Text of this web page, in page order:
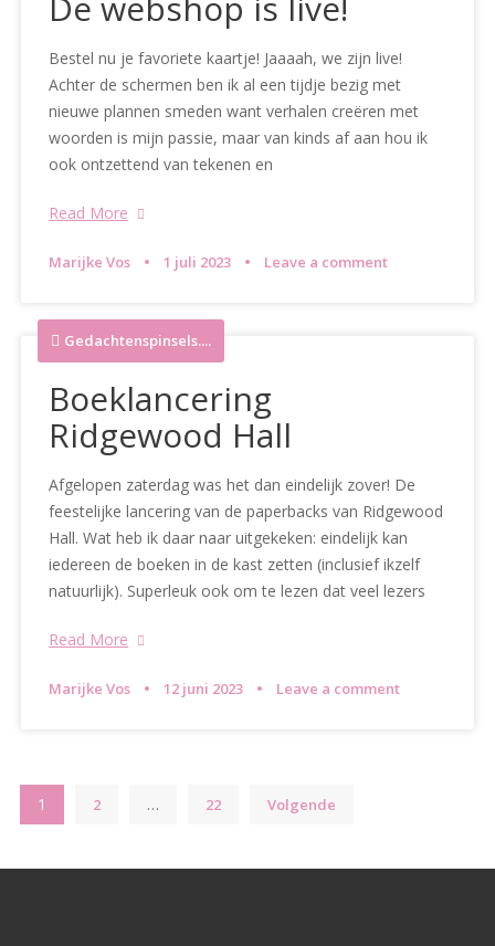
Bestel nu je favoriete kaartje! Jaaaah, we zijn live!
Achter de schermen ben ik al een tijdje bezig met
nieuwe plannen smeden want verhalen creëren met
woorden is mijn passie, maar van kinds af aan hou ik
ook ontzettend van tekenen en
Read More
Marijke Vos 1 juli 2023 Leave a comment
Gedachtenspinsels....
Boeklancering
Ridgewood Hall
Afgelopen zaterdag was het dan eindelijk zover! De
feestelijke lancering van de paperbacks van Ridgewood
Hall. Wat heb ik daar naar uitgekeken: eindelijk kan
iedereen de boeken in de kast zetten (inclusief ikzelf
natuurlijk). Superleuk ook om te lezen dat veel lezers
Read More
Marijke Vos 12 juni 2023 Leave a comment
Berichten
paginering
1 2 … 22 Volgende